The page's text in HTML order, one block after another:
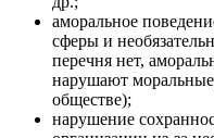
аморальное
сферы и
перечня нет,
нарушают
обществе);
нарушение